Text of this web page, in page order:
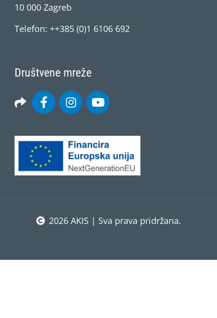
10 000 Zagreb
Telefon: ++385 (0)1 6106 692
Društvene mreže
2026 AKIS | Sva prava pridržana.